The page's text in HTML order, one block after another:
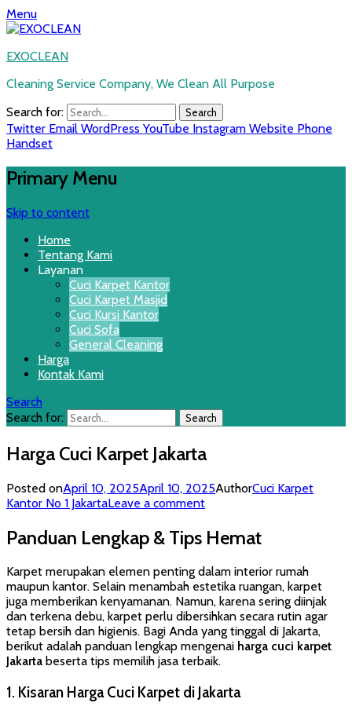
Menu
EXOCLEAN
Cleaning Service Company, We Clean All Purpose
Search for:
Twitter Email WordPress YouTube Instagram Website Phone
Handset
Primary Menu
Skip to content
Home
Tentang Kami
Layanan
Cuci Karpet Kantor
Cuci Karpet Masjid
Cuci Kursi Kantor
Cuci Sofa
General Cleaning
Harga
Kontak Kami
Search
Search for:
Harga Cuci Karpet Jakarta
Posted onApril 10, 2025April 10, 2025AuthorCuci Karpet
Kantor No 1 JakartaLeave a comment
Panduan Lengkap & Tips Hemat
Karpet merupakan elemen penting dalam interior rumah
maupun kantor. Selain menambah estetika ruangan, karpet
juga memberikan kenyamanan. Namun, karena sering diinjak
dan terkena debu, karpet perlu dibersihkan secara rutin agar
tetap bersih dan higienis. Bagi Anda yang tinggal di Jakarta,
berikut adalah panduan lengkap mengenai harga cuci karpet
Jakarta beserta tips memilih jasa terbaik.
1. Kisaran Harga Cuci Karpet di Jakarta